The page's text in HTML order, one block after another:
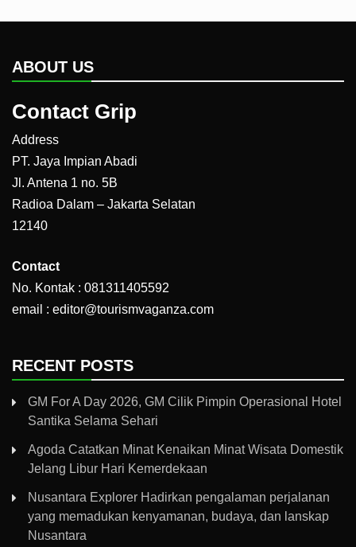
ABOUT US
Contact Grip
Address
PT. Jaya Impian Abadi
Jl. Antena 1 no. 5B
Radioa Dalam – Jakarta Selatan
12140
Contact
No. Kontak : 081311405592
email : editor@tourismvaganza.com
RECENT POSTS
GM For A Day 2026, GM Cilik Pimpin Operasional Hotel
Santika Selama Sehari
Agoda Catatkan Minat Kenaikan Minat Wisata Domestik
Jelang Libur Hari Kemerdekaan
Nusantara Explorer Hadirkan pengalaman perjalanan
yang memadukan kenyamanan, budaya, dan lanskap
Nusantara